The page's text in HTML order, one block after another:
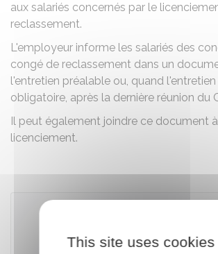
aux salariés concernés par le
reclassement.
L'employeur informe les salariés des
congé de reclassement dans un
l'entretien préalable ou, quand
obligatoire, après la dernière réunion du
Il peut également joindre ce document
licenciement.
Accéder au modèle de
This site uses cookies